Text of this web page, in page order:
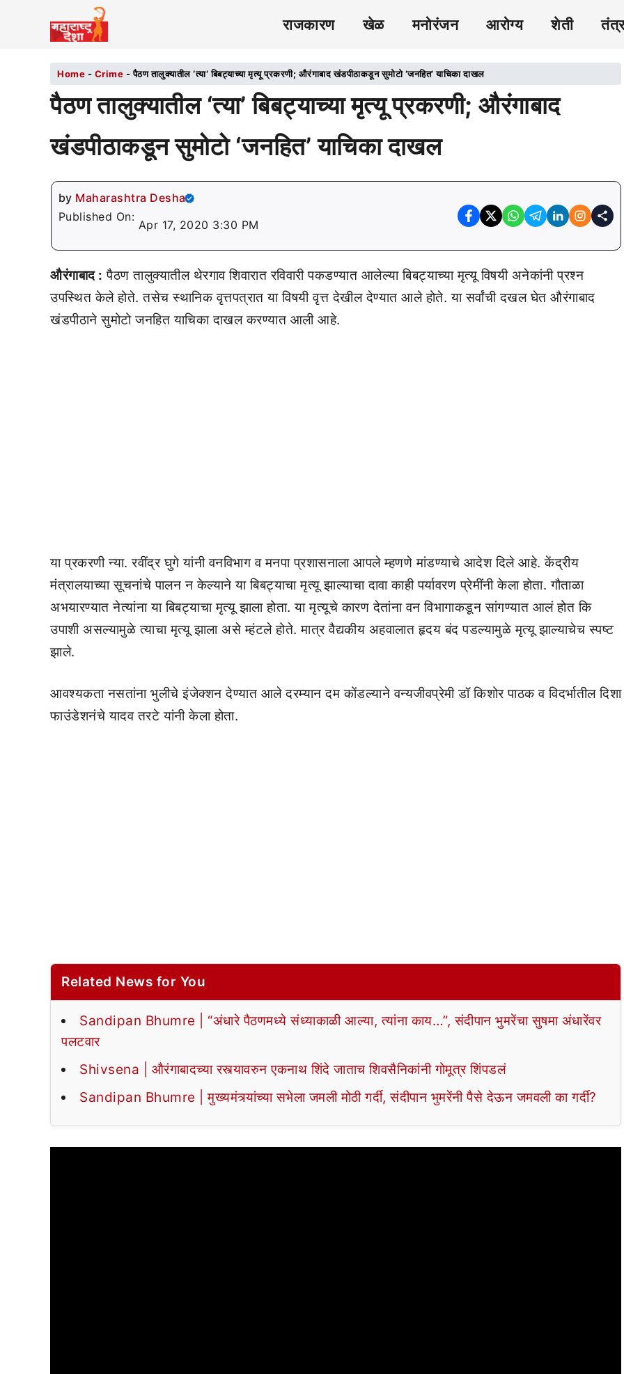
राजकारण खेळ मनोरंजन आरोग्य शेती
Home - Crime -पैठण तालुक्यातील ‘त्या’ बिबट्याच्या मृत्यू प्रकरणी; औरंगाबाद खंडपीठाकडून सुमोटो ‘जनहित’ याचिका दाखल
पैठण तालुक्यातील ‘त्या’ बिबट्याच्या मृत्यू प्रकरणी; औरंगाबाद
खंडपीठाकडून सुमोटो ‘जनहित’ याचिका दाखल
by Maharashtra Desha
Published On:
Apr 17, 2020 3:30 PM
औरंगाबाद : पैठण तालुक्यातील थेरगाव शिवारात रविवारी पकडण्यात आलेल्या बिबट्याच्या मृत्यू विषयी अनेकांनी प्रश्न
उपस्थित केले होते. तसेच स्थानिक वृत्तपत्रात या विषयी वृत्त देखील देण्यात आले होते. या सर्वांची दखल घेत औरंगाबाद
खंडपीठाने सुमोटो जनहित याचिका दाखल करण्यात आली आहे.
या प्रकरणी न्या. रवींद्र घुगे यांनी वनविभाग व मनपा प्रशासनाला आपले म्हणणे मांडण्याचे आदेश दिले आहे. केंद्रीय
मंत्रालयाच्या सूचनांचे पालन न केल्याने या बिबट्याचा मृत्यू झाल्याचा दावा काही पर्यावरण प्रेमींनी केला होता. गौताळा
अभयारण्यात नेत्यांना या बिबट्याचा मृत्यू झाला होता. या मृत्यूचे कारण देतांना वन विभागाकडून सांगण्यात आलं होत कि
उपाशी असल्यामुळे त्याचा मृत्यू झाला असे म्हंटले होते. मात्र वैद्यकीय अहवालात हृदय बंद पडल्यामुळे मृत्यू झाल्याचेच स्पष्ट
झाले.
आवश्यकता नसतांना भुलीचे इंजेक्शन देण्यात आले दरम्यान दम कोंडल्याने वन्यजीवप्रेमी डॉ किशोर पाठक व विदर्भातील दिशा
फाउंडेशनंचे यादव तरटे यांनी केला होता.
Related News for You
Sandipan Bhumre | “अंधारे पैठणमध्ये संध्याकाळी आल्या, त्यांना काय…”, संदीपान भुमरेंचा सुषमा अंधारेंवर
पलटवार
Shivsena | औरंगाबादच्या रस्त्यावरुन एकनाथ शिंदे जाताच शिवसैनिकांनी गोमूत्र शिंपडलं
Sandipan Bhumre | मुख्यमंत्र्यांच्या सभेला जमली मोठी गर्दी, संदीपान भुमरेंनी पैसे देऊन जमवली का गर्दी?